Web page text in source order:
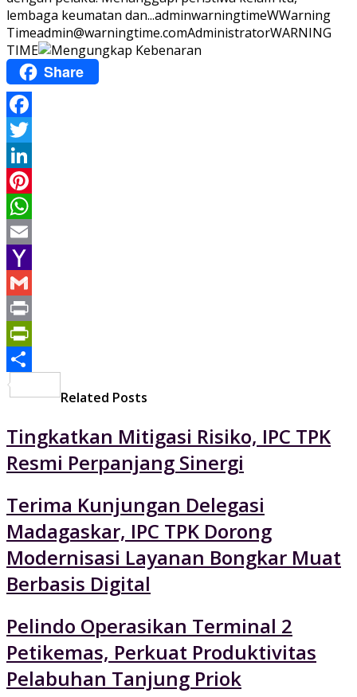
lembaga keumatan dan...adminwarningtimeWWarning
Timeadmin@warningtime.comAdministratorWARNING
TIME
Share
Facebook
Twitter
LinkedIn
Pinterest
WhatsApp
Email
Yahoo
Mail
Gmail
Print
PrintFriendly
Related Posts
Tingkatkan Mitigasi Risiko, IPC TPK
Resmi Perpanjang Sinergi
Terima Kunjungan Delegasi
Madagaskar, IPC TPK Dorong
Modernisasi Layanan Bongkar Muat
Berbasis Digital
Pelindo Operasikan Terminal 2
Petikemas, Perkuat Produktivitas
Pelabuhan Tanjung Priok